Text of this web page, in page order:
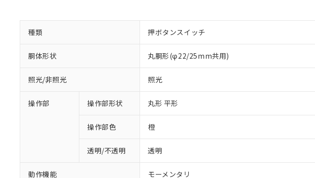
種類 押ボタンスイッチ
胴体形状 丸胴形(φ22/25mm共用)
照光/非照光 照光
操作部 操作部形状 丸形 平形
操作部色 橙
透明/不透明 透明
動作機能 モーメンタリ